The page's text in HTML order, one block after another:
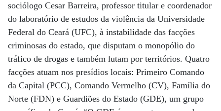
sociólogo Cesar Barreira, professor titular e coordenador
do laboratório de estudos da violência da Universidade
Federal do Ceará (UFC), à instabilidade das facções
criminosas do estado, que disputam o monopólio do
tráfico de drogas e também lutam por territórios. Quatro
facções atuam nos presídios locais: Primeiro Comando
da Capital (PCC), Comando Vermelho (CV), Família do
Norte (FDN) e Guardiões do Estado (GDE), um grupo